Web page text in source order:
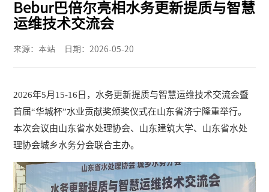
Bebur巴倍尔亮相水务更新提质与智慧
运维技术交流会
来源：本站 日期：2026-05-20
2026年5月15-16日，水务更新提质与智慧运维技术交流会暨
首届“华城杯”水业贡献奖颁奖仪式在山东省济宁隆重举行。
本次会议由山东省水处理协会、山东建筑大学、山东省水处
理协会城乡水务分会联合主办。